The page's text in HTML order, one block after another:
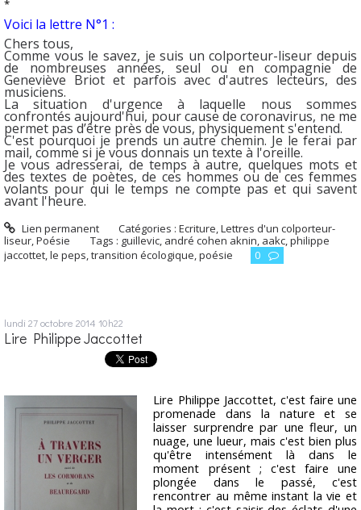
*
Voici la lettre N°1 :
Chers tous,
Comme vous le savez, je suis un colporteur-liseur depuis
de nombreuses années, seul ou en compagnie de
Geneviève Briot et parfois avec d'autres lecteurs, des
musiciens.
La situation d'urgence à laquelle nous sommes
confrontés aujourd'hui, pour cause de coronavirus, ne me
permet pas d’être près de vous, physiquement s'entend.
C'est pourquoi je prends un autre chemin. Je le ferai par
mail, comme si je vous donnais un texte à l'oreille.
Je vous adresserai, de temps à autre, quelques mots et
des textes de poètes,de ces hommes ou de ces femmes
volants pour qui le temps ne compte pas et qui savent
avant l'heure.
Lien permanent Catégories :Ecriture,Lettres d'un colporteur-
liseur,Poésie Tags : guillevic, andré cohen aknin, aakc,philippe
jaccottet,le peps,transition écologique,poésie 0
lundi 27octobre 2014 10h22
Lire Philippe Jaccottet
Lire Philippe Jaccottet, c'est faire une
promenade dans la nature et se
laisser surprendre par une fleur, un
nuage, une lueur, mais c'est bien plus
qu'être intensément là dans le
moment présent ; c'est faire une
plongée dans le passé, c'est
rencontrer au même instant la vie et